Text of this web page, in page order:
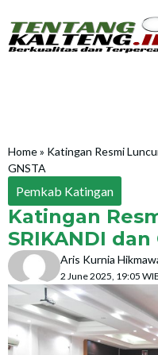
Home» Katingan Resmi
GNSTA
Pemkab Katingan
Katingan
SRIKANDI
Aris Kurnia
2 June 2025, 19:05